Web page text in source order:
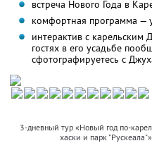
встреча Нового Года в
комфортная программа —
интерактив с
гостях в его усадьбе
сфотографируетесь с
3-дневный тур «Новый год по-
хаски и парк